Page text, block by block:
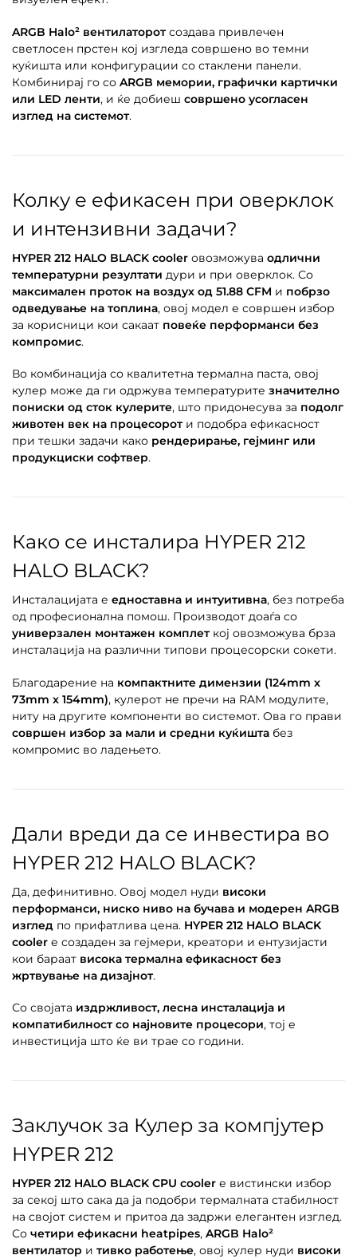
ARGB Halo² вентилаторотсоздава привлечен
светлосен прстен кој изгледа совршено во темни
куќишта или конфигурации со стаклени панели.
Комбинирај го со ARGB мемории, графички картички
или LED ленти, и ќе добиеш совршено усогласен
изглед на системот.
Колку е ефикасен при оверклок
и интензивни задачи?
HYPER 212 HALO BLACK cooler овозможува одлични
температурни резултати дури и при оверклок. Со
максимален проток на воздух од 51.88 CFM и побрзо
одведување на топлина, овој модел е совршен избор
за корисници кои сакаат повеќе перформанси без
компромис.
Во комбинација со квалитетна термална паста, овој
кулер може да ги одржува температурите значително
пониски од сток кулерите, што придонесува за подолг
животен век на процесороти подобра ефикасност
при тешки задачи како рендерирање, гејминг или
продукциски софтвер.
Како се инсталира HYPER 212
HALO BLACK?
Инсталацијата е едноставна и интуитивна, без потреба
од професионална помош. Производот доаѓа со
универзален монтажен комплеткој овозможува брза
инсталација на различни типови процесорски сокети.
Благодарение на компактните димензии (124mm x
73mm x 154mm), кулерот не пречи на RAM модулите,
ниту на другите компоненти во системот. Ова го прави
совршен избор за мали и средни куќишта без
компромис во ладењето.
Дали вреди да се инвестира во
HYPER 212 HALO BLACK?
Да, дефинитивно. Овој модел нуди високи
перформанси, ниско ниво на бучава и модерен ARGB
изглед по прифатлива цена. HYPER 212 HALO BLACK
cooler е создаден за гејмери, креатори и ентузијасти
кои бараат висока термална ефикасност без
жртвување на дизајнот.
Со својата издржливост, лесна инсталација и
компатибилност со најновите процесори, тој е
инвестиција што ќе ви трае со години.
Заклучок за Кулер за компјутер
HYPER 212
HYPER 212 HALO BLACK CPU cooler е вистински избор
за секој што сака да ја подобри термалната стабилност
на својот систем и притоа да задржи елегантен изглед.
Со четири ефикасни heatpipes, ARGB Halo²
вентилатор и тивко работење, овој кулер нуди високи